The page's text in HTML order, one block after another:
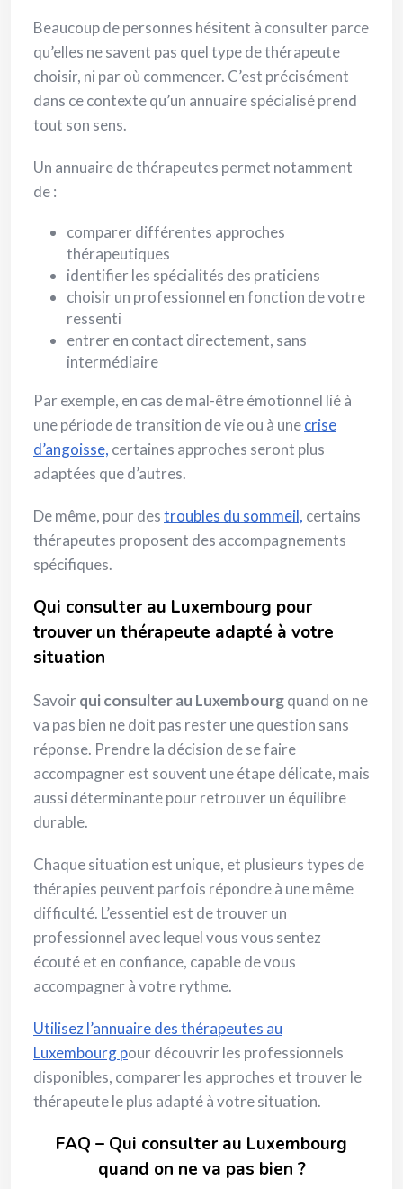
Beaucoup de personnes hésitent à consulter parce
qu’elles ne savent pas quel type de thérapeute
choisir, ni par où commencer. C’est précisément
dans ce contexte qu’un annuaire spécialisé prend
tout son sens.
Un annuaire de thérapeutes permet notamment
de :
comparer différentes approches
thérapeutiques
identifier les spécialités des praticiens
choisir un professionnel en fonction de votre
ressenti
entrer en contact directement, sans
intermédiaire
Par exemple, en cas de mal-être émotionnel lié à
une période de transition de vie ou à unecrise
d’angoisse, certaines approches seront plus
adaptées que d’autres.
De même, pour destroubles du sommeil, certains
thérapeutes proposent des accompagnements
spécifiques.
Qui consulter au Luxembourg pour
trouver un thérapeute adapté à votre
situation
Savoirqui consulter au Luxembourgquand on ne
va pas bien ne doit pas rester une question sans
réponse. Prendre la décision de se faire
accompagner est souvent une étape délicate, mais
aussi déterminante pour retrouver un équilibre
durable.
Chaque situation est unique, et plusieurs types de
thérapies peuvent parfois répondre à une même
difficulté. L’essentiel est de trouver un
professionnel avec lequel vous vous sentez
écouté et en confiance, capable de vous
accompagner à votre rythme.
Utilisez l’annuaire des thérapeutes au
Luxembourg pour découvrir les professionnels
disponibles, comparer les approches et trouver le
thérapeute le plus adapté à votre situation.
FAQ – Qui consulter au Luxembourg
quand on ne va pas bien ?